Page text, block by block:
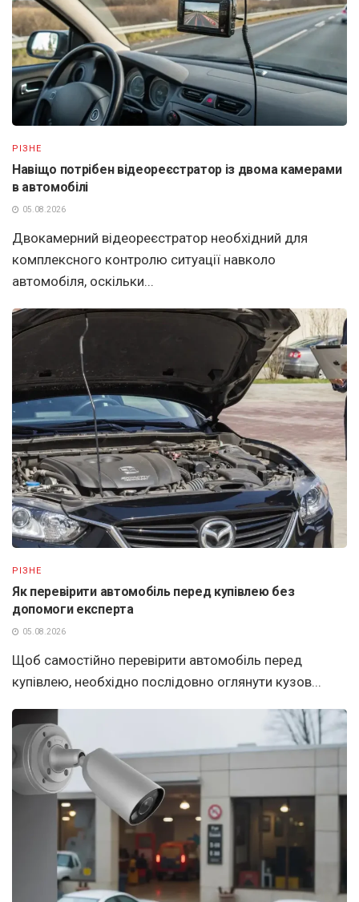
РІЗНЕ
Навіщо потрібен відеореєстратор із двома камерами
в автомобілі
05.08.2026
Двокамерний відеореєстратор необхідний для
комплексного контролю ситуації навколо
автомобіля, оскільки...
РІЗНЕ
Як перевірити автомобіль перед купівлею без
допомоги експерта
05.08.2026
Щоб самостійно перевірити автомобіль перед
купівлею, необхідно послідовно оглянути кузов...